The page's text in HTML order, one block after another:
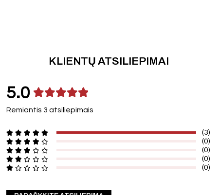
KLIENTŲ ATSILIEPIMAI
5.0
Remiantis 3 atsiliepimais
(3)
(0)
(0)
(0)
(0)